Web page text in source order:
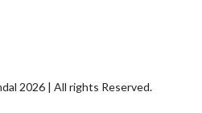
2026 | All rights Reserved.